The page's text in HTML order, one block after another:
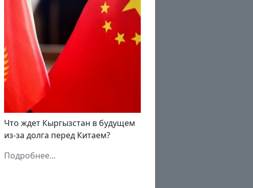
Что ждет Кыргызстан в будущем
из-за долга перед Китаем?
Подробнее...